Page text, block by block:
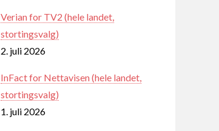
Verian for TV2 (hele landet,
stortingsvalg)
2. juli 2026
InFact for Nettavisen (hele landet,
stortingsvalg)
1. juli 2026